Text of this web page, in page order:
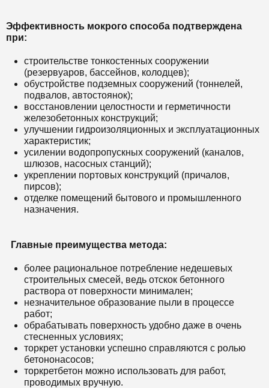
Эффективность мокрого способа подтверждена
при:
строительстве тонкостенных сооружении
(резервуаров, бассейнов, колодцев);
обустройстве подземных сооружений (тоннелей,
подвалов, автостоянок);
восстановлении целостности и герметичности
железобетонных конструкций;
улучшении гидроизоляционных и эксплуатационных
характеристик;
усилении водопропускных сооружений (каналов,
шлюзов, насосных станций);
укреплении портовых конструкций (причалов,
пирсов);
отделке помещений бытового и промышленного
назначения.
Главные преимущества метода:
более рациональное потребление недешевых
строительных смесей, ведь отскок бетонного
раствора от поверхности минимален;
незначительное образование пыли в процессе
работ;
обрабатывать поверхность удобно даже в очень
стесненных условиях;
торкрет установки успешно справляются с ролью
бетононасосов;
торкретбетон можно использовать для работ,
проводимых вручную.